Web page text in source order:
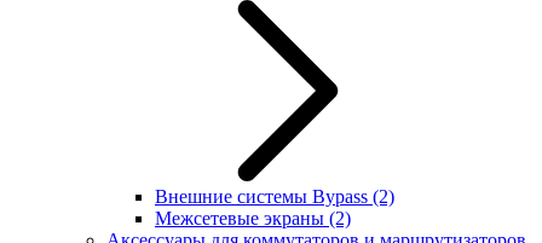
Внешние системы Bypass (2)
Межсетевые экраны (2)